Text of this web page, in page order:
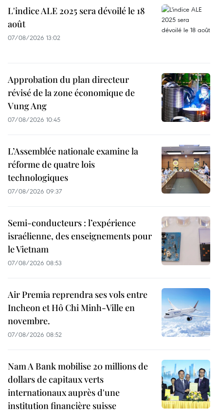
L'indice ALE 2025 sera dévoilé le 18
août
07/08/2026 13:02
Approbation du plan directeur
révisé de la zone économique de
Vung Ang
07/08/2026 10:45
L’Assemblée nationale examine la
réforme de quatre lois
technologiques
07/08/2026 09:37
Semi-conducteurs : l’expérience
israélienne, des enseignements pour
le Vietnam
07/08/2026 08:53
Air Premia reprendra ses vols entre
Incheon et Hô Chi Minh-Ville en
novembre.
07/08/2026 08:52
Nam A Bank mobilise 20 millions de
dollars de capitaux verts
internationaux auprès d'une
institution financière suisse